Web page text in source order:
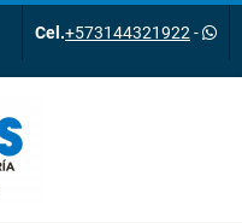
Cel.+573144321922 -